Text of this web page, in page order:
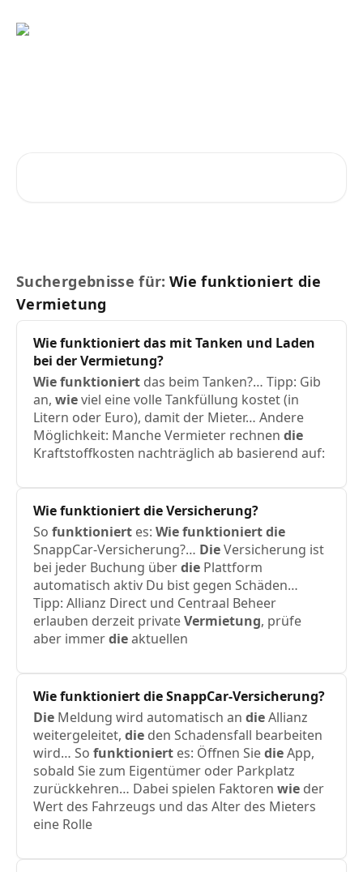
Suchergebnisse für: Wie funktioniert die
Vermietung
Wiefunktioniertdas mit Tanken und Laden
bei derVermietung?
Wiefunktioniert das beim Tanken?… Tipp: Gib
an, wieviel eine volle Tankfüllung kostet (in
Litern oder Euro), damit der Mieter… Andere
Möglichkeit: Manche Vermieter rechnen die
Kraftstoffkosten nachträglich ab basierend auf:
WiefunktioniertdieVersicherung?
So funktioniert es: Wiefunktioniertdie
SnappCar-Versicherung?… DieVersicherung ist
bei jeder Buchung überdie Plattform
automatisch aktiv Du bist gegen Schäden…
Tipp: Allianz Direct und Centraal Beheer
erlauben derzeit privateVermietung, prüfe
aber immerdieaktuellen
WiefunktioniertdieSnappCar-Versicherung?
Die Meldung wird automatisch an dieAllianz
weitergeleitet, die den Schadensfall bearbeiten
wird… So funktioniert es: Öffnen SiedieApp,
sobald Sie zum Eigentümer oder Parkplatz
zurückkehren… Dabei spielen Faktoren wie der
Wert des Fahrzeugs und das Alter des Mieters
eine Rolle